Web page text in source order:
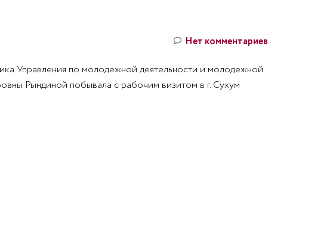
Нет комментариев
Управления по молодежной деятельности и молодежной
Рындиной побывала с рабочим визитом в г. Сухум